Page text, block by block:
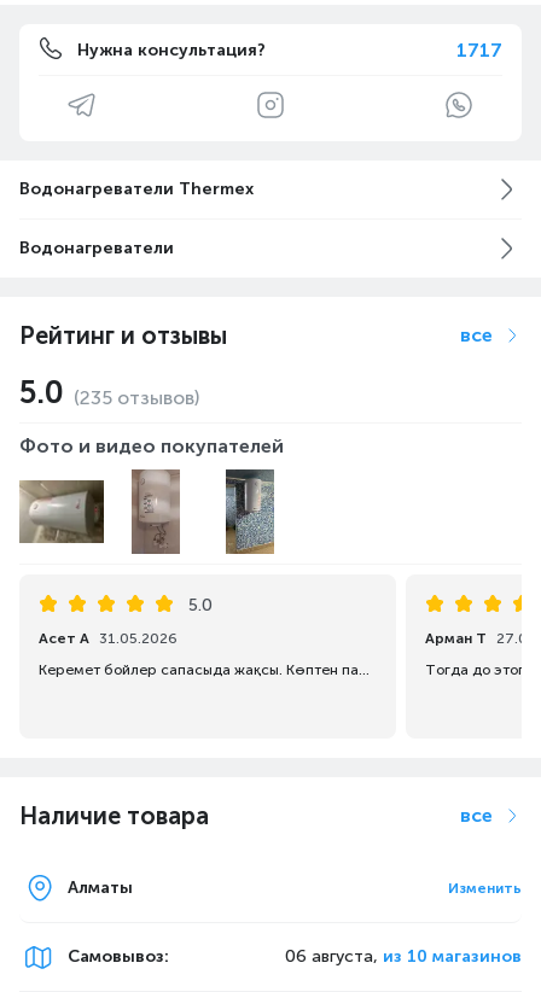
Нужна консультация? 1717
Водонагреватели Thermex
Водонагреватели
Рейтинг и отзывы все
5.0 (235 отзывов)
Фото и видео покупателей
5.0
Асет А
31.05.2026
Керемет бойлер сапасыда жақсы. Көптен пайдаланып келемін осы фирмасынан бойлерді
Арман Т
Наличие товара все
Алматы Изменить
Самовывоз: 06 августа, из 10 магазинов